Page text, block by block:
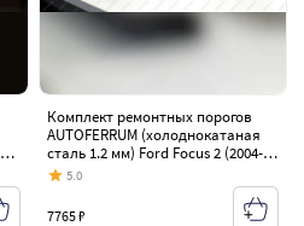
Комплект ремонтных порогов
AUTOFERRUM (холоднокатаная
сталь 1.2 мм) Ford Focus 2 (2004-
2011) универсал дорестайлинг,
5.0
7765 ₽